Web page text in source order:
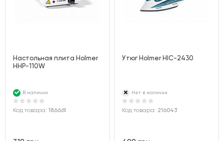
Настольная плита Holmer
HHP-110W
В наличии
Код товара: 186661
Утюг Holmer HIC-2430
Нет в наличии
Код товара: 216043